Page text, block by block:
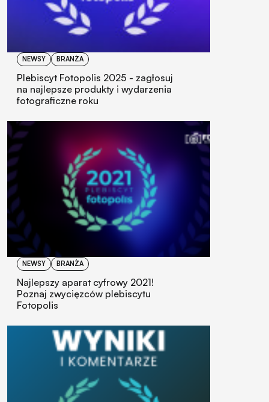
NEWSY BRANŻA
Plebiscyt Fotopolis 2025 - zagłosuj
na najlepsze produkty i wydarzenia
fotograficzne roku
NEWSY BRANŻA
Najlepszy aparat cyfrowy 2021!
Poznaj zwycięzców plebiscytu
Fotopolis